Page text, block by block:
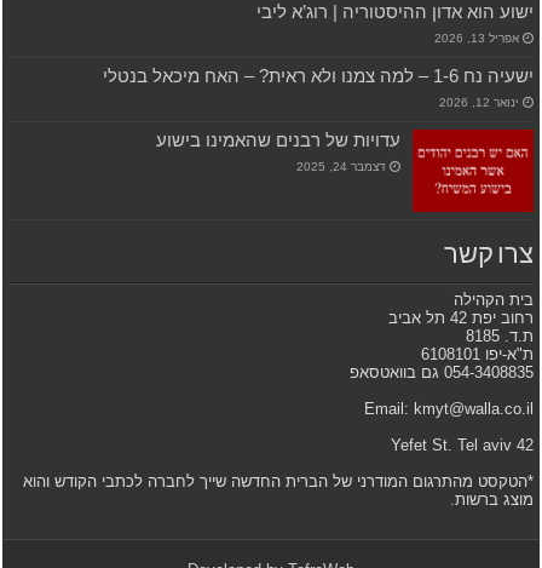
ישוע הוא אדון ההיסטוריה | רוג’א ליבי
אפריל 13, 2026
ישעיה נח 1-6 – למה צמנו ולא ראית? – האח מיכאל בנטלי
ינואר 12, 2026
עדויות של רבנים שהאמינו בישוע
דצמבר 24, 2025
צרו קשר
בית הקהילה
רחוב יפת 42 תל אביב
ת.ד. 8185
ת"א-יפו 6108101
054-3408835 גם בוואטסאפ
Email: kmyt@walla.co.il
42 Yefet St. Tel aviv
*הטקסט מהתרגום המודרני של הברית החדשה שייך לחברה לכתבי הקודש והוא
מוצג ברשות.